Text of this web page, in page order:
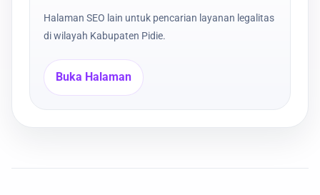
Halaman SEO lain untuk pencarian layanan legalitas
di wilayah Kabupaten Pidie.
Buka Halaman